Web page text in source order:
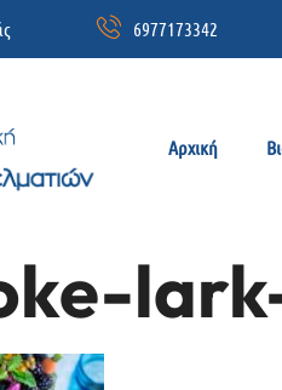
6977173342
Αρχική